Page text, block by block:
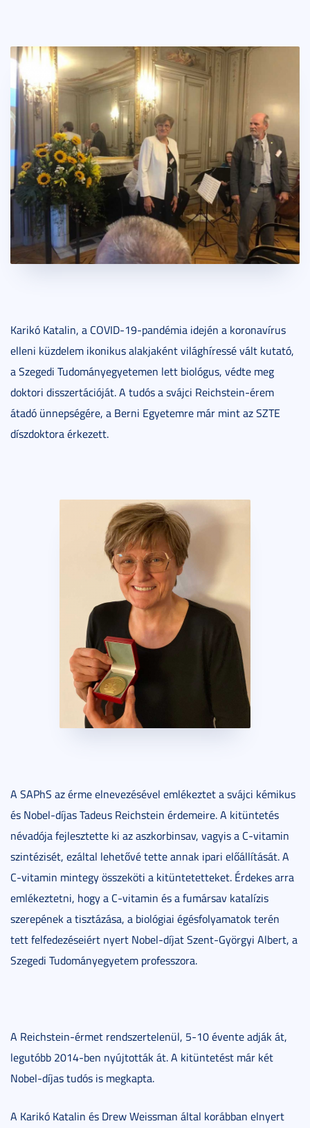
Karikó Katalin, a COVID-19-pandémia idején a koronavírus
elleni küzdelem ikonikus alakjaként világhíressé vált kutató,
a Szegedi Tudományegyetemen lett biológus, védte meg
doktori disszertációját. A tudós a svájci Reichstein-érem
átadó ünnepségére, a Berni Egyetemre már mint az SZTE
díszdoktora érkezett.
A SAPhS az érme elnevezésével emlékeztet a svájci kémikus
és Nobel-díjas Tadeus Reichstein érdemeire. A kitüntetés
névadója fejlesztette ki az aszkorbinsav, vagyis a C-vitamin
szintézisét, ezáltal lehetővé tette annak ipari előállítását. A
C-vitamin mintegy összeköti a kitüntetetteket. Érdekes arra
emlékeztetni, hogy a C-vitamin és a fumársav katalízis
szerepének a tisztázása, a biológiai égésfolyamatok terén
tett felfedezéseiért nyert Nobel-díjat Szent-Györgyi Albert, a
Szegedi Tudományegyetem professzora.
A Reichstein-érmet rendszertelenül, 5-10 évente adják át,
legutóbb 2014-ben nyújtották át. A kitüntetést már két
Nobel-díjas tudós is megkapta.
A Karikó Katalin és Drew Weissman által korábban elnyert